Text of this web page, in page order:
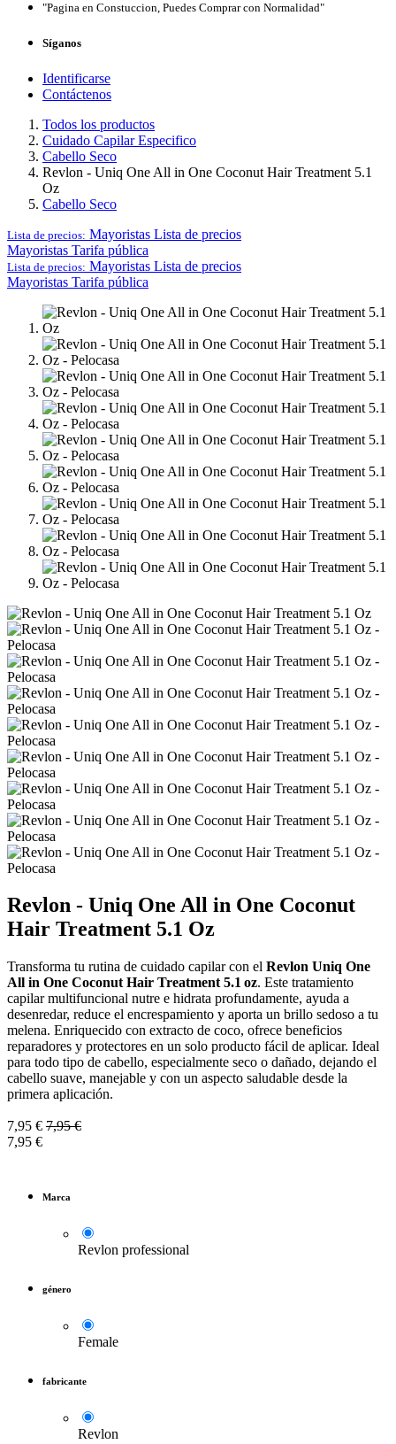
"Pagina en Constuccion, Puedes Comprar con Normalidad"
Síganos
Identificarse
Contáctenos
Todos los productos
Cuidado Capilar Especifico
Cabello Seco
Revlon - Uniq One All in One Coconut Hair Treatment 5.1
Oz
Cabello Seco
Lista de precios: Mayoristas Lista de precios
Mayoristas Tarifa pública
Lista de precios: Mayoristas Lista de precios
Mayoristas Tarifa pública
Revlon - Uniq One All in One Coconut
Hair Treatment 5.1 Oz
Transforma tu rutina de cuidado capilar con el Revlon Uniq One
All in One Coconut Hair Treatment 5.1 oz. Este tratamiento
capilar multifuncional nutre e hidrata profundamente, ayuda a
desenredar, reduce el encrespamiento y aporta un brillo sedoso a tu
melena. Enriquecido con extracto de coco, ofrece beneficios
reparadores y protectores en un solo producto fácil de aplicar. Ideal
para todo tipo de cabello, especialmente seco o dañado, dejando el
cabello suave, manejable y con un aspecto saludable desde la
primera aplicación.
7,95 € 7,95€
7,95 €
Marca
Revlon professional
género
Female
fabricante
Revlon